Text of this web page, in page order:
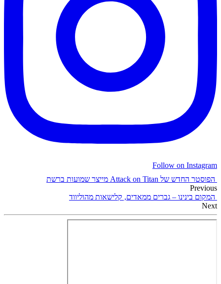
Follow on Instagram
הפוסטר החדש של Attack on Titan מייצר שמועות ברשת
Previous
המקום בינינו – גברים ממאדים, קלישאות מהוליווד
Next